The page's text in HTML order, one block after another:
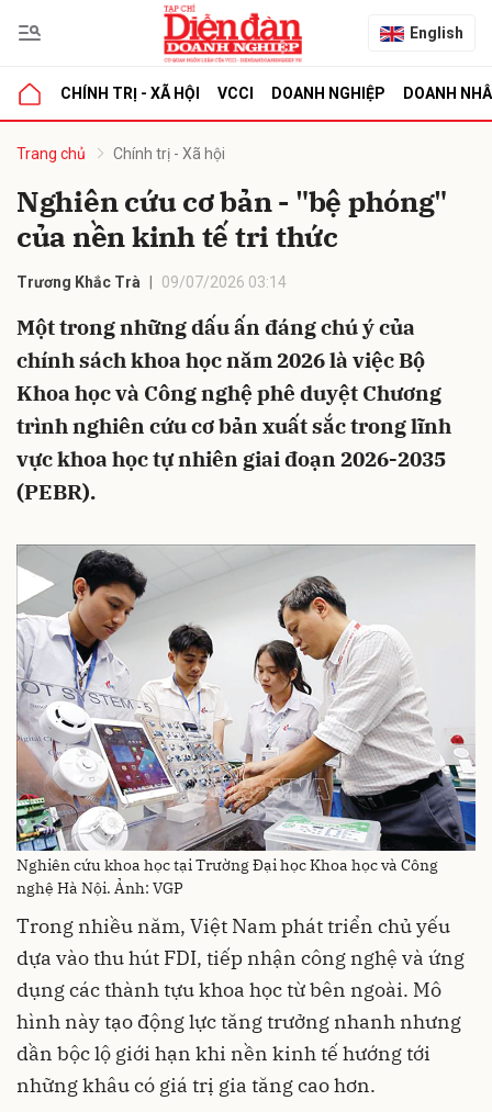
English
CHÍNH TRỊ - XÃ HỘI VCCI DOANH NGHIỆP DOANH
Trang chủ Chính trị - Xã hội
Nghiên cứu cơ bản - "bệ phóng"
của nền kinh tế tri thức
Trương Khắc Trà 09/07/2026 03:14
Một trong những dấu ấn đáng chú ý của
chính sách khoa học năm 2026 là việc Bộ
Khoa học và Công nghệ phê duyệt Chương
trình nghiên cứu cơ bản xuất sắc trong lĩnh
vực khoa học tự nhiên giai đoạn 2026-2035
(PEBR).
Nghiên cứu khoa học tại Trường Đại học Khoa học và Công
nghệ Hà Nội. Ảnh: VGP
Trong nhiều năm, Việt Nam phát triển chủ yếu
dựa vào thu hút FDI, tiếp nhận công nghệ và ứng
dụng các thành tựu khoa học từ bên ngoài. Mô
hình này tạo động lực tăng trưởng nhanh nhưng
dần bộc lộ giới hạn khi nền kinh tế hướng tới
những khâu có giá trị gia tăng cao hơn.
luận
Hủy